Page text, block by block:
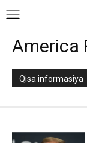
America
Qisa informasiya